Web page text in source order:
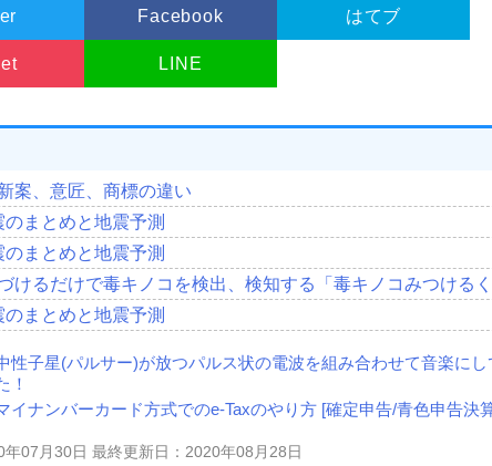
Facebook はてブ
LINE
案、意匠、商標の違い
のまとめと地震予測
のまとめと地震予測
けるだけで毒キノコを検出、検知する「毒キノコみつけるく
のまとめと地震予測
性子星(パルサー)が放つパルス状の電波を組み合わせて音楽にし
！
イナンバーカード方式でのe-Taxのやり方 [確定申告/青色申告決
07月30日 最終更新日：2020年08月28日